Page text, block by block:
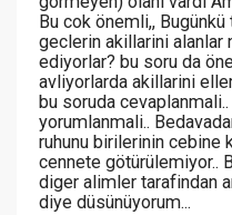
Bu cok önemli,,
geclerin akillarini
ediyorlar? bu soru da
avliyorlarda akillarini
bu soruda
yorumlanmali..
ruhunu birilerinin cebine
cennete götürülemiyor..
diger alimler tarafindan
diye düsünüyorum...